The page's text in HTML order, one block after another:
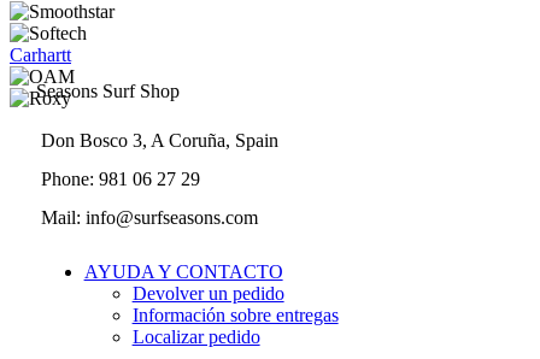
Carhartt
Seasons Surf Shop
Don Bosco 3, A Coruña, Spain
Phone: 981 06 27 29
Mail: info@surfseasons.com
AYUDA Y CONTACTO
Devolver un pedido
Información sobre entregas
Localizar pedido